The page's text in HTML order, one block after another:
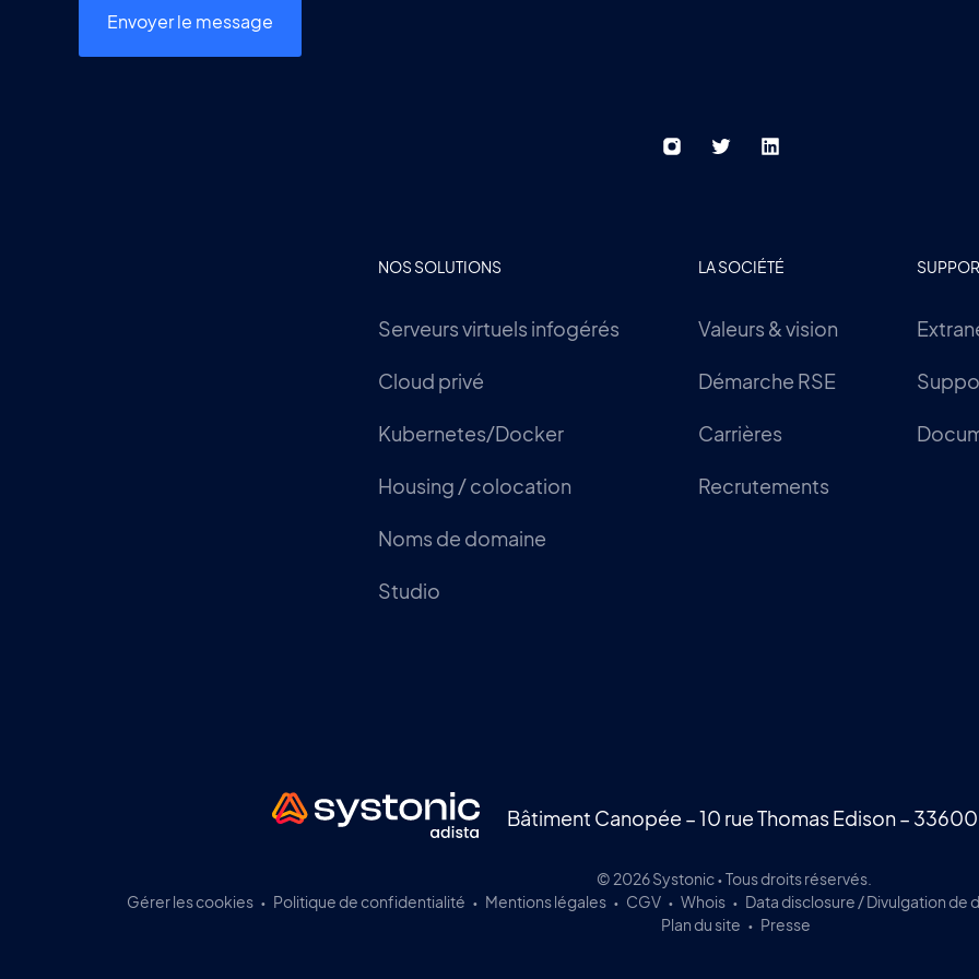
NOS SOLUTIONS
Serveurs virtuels infogérés
Cloud privé
Kubernetes/Docker
Housing / colocation
Noms de domaine
Studio
LA SOCIÉTÉ
Valeurs & vision
Démarche RSE
Carrières
Recrutements
Bâtiment Canopée – 10 rue Thomas Edison – 33600
© 2026 Systonic • Tous droits réservés.
Gérer les cookies
Politique de confidentialité Mentions légales CGV Whois Data disclosure / Divulgation de
Plan du site
Presse